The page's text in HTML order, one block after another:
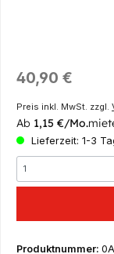
Regulärer Preis:
40,90 €
Preis inkl. MwSt. zzgl.
Ab 1,15 €/Mo.
Lieferzeit: 1-3
Produktnummer: